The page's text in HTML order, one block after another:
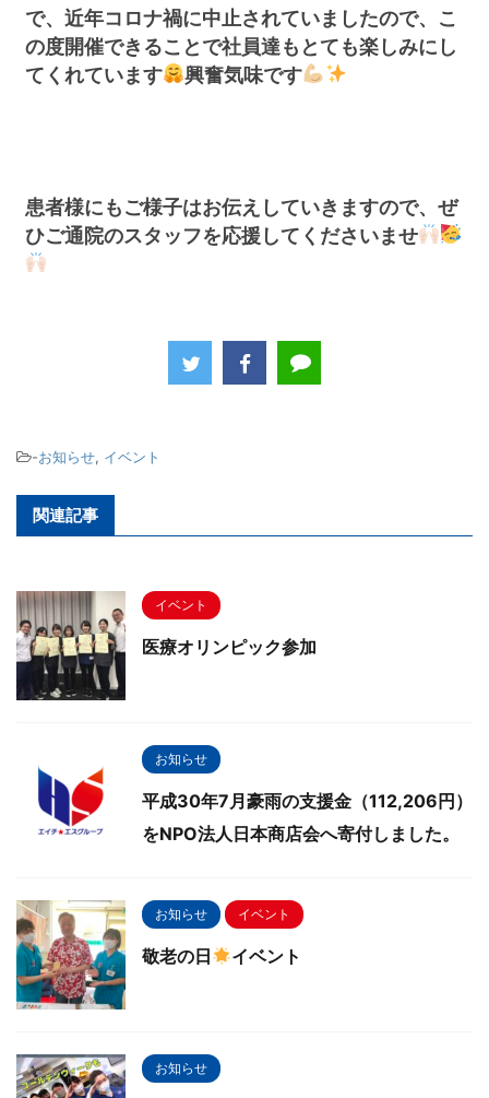
で、近年コロナ禍に中止されていましたので、こ
の度開催できることで社員達もとても楽しみにし
てくれています
興奮気味です
患者様にもご様子はお伝えしていきますので、ぜ
ひご通院のスタッフを応援してくださいませ
-お知らせ, イベント
関連記事
イベント
医療オリンピック参加
お知らせ
平成30年7月豪雨の支援金（112,206円）
をNPO法人日本商店会へ寄付しました。
お知らせ イベント
敬老の日 イベント
お知らせ